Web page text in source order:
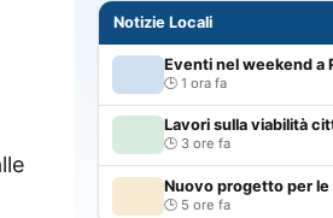
Notizie Locali
Eventi nel weekend a
1 ora fa
Lavori sulla viabilità
3 ore fa
Nuovo progetto per
5 ore fa